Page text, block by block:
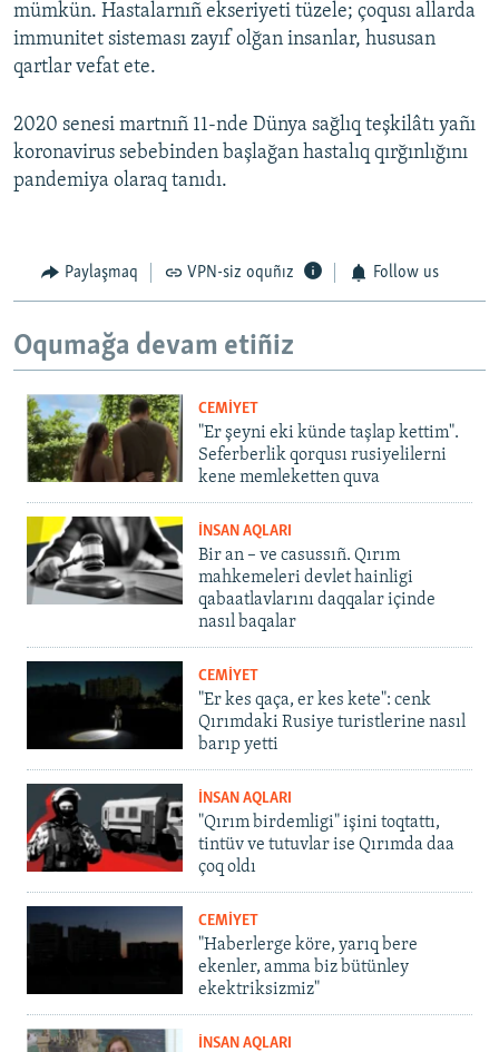
mümkün. Hastalarnıñ ekseriyeti tüzele; çoqusı allarda
immunitet sisteması zayıf olğan insanlar, hususan
qartlar vefat ete.
2020 senesi martnıñ 11-nde Dünya sağlıq teşkilâtı yañı
koronavirus sebebinden başlağan hastalıq qırğınlığını
pandemiya olaraq tanıdı.
Paylaşmaq VPN-siz oquñız Follow us
Oqumağa devam etiñiz
CEMİYET
"Er şeyni eki künde taşlap kettim".
Seferberlik qorqusı rusiyelilerni
kene memleketten quva
İNSAN AQLARI
Bir an – ve casussıñ. Qırım
mahkemeleri devlet hainligi
qabaatlavlarını daqqalar içinde
nasıl baqalar
CEMİYET
"Er kes qaça, er kes kete": cenk
Qırımdaki Rusiye turistlerine nasıl
barıp yetti
İNSAN AQLARI
"Qırım birdemligi" işini toqtattı,
tintüv ve tutuvlar ise Qırımda daa
çoq oldı
CEMİYET
"Haberlerge köre, yarıq bere
ekenler, amma biz bütünley
ekektriksizmiz"
İNSAN AQLARI